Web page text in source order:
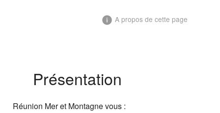
A propos de cette page
randonnée accompagnée et
Présentation
Réunion Mer et Montagne vous :